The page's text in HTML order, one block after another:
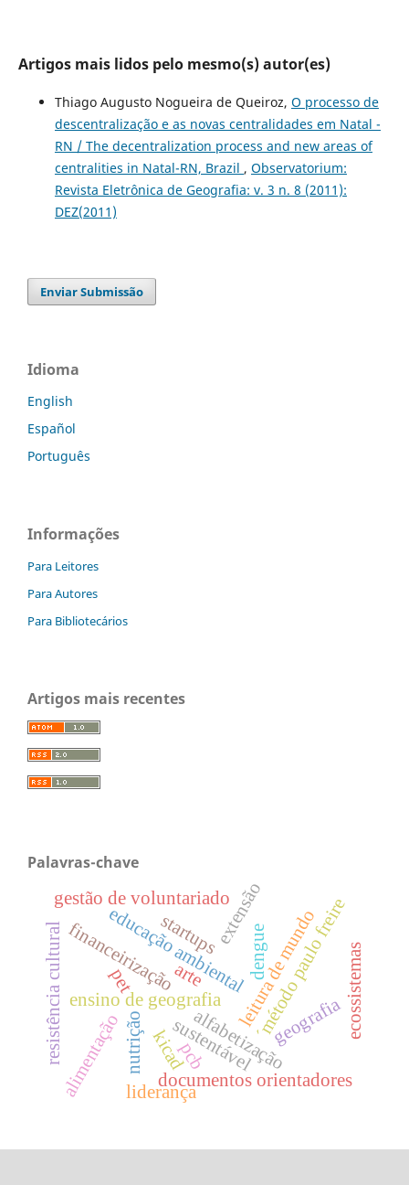
Artigos mais lidos pelo mesmo(s) autor(es)
Thiago Augusto Nogueira de Queiroz, O processo de
descentralização e as novas centralidades em Natal -
RN / The decentralization process and new areas of
centralities in Natal-RN, Brazil , Observatorium:
Revista Eletrônica de Geografia: v. 3 n. 8 (2011):
DEZ(2011)
Enviar Submissão
Idioma
English
Español
Português
Informações
Para Leitores
Para Autores
Para Bibliotecários
Artigos mais recentes
Palavras-chave
ensino de geografia
alfabetização´método paulo freire
leitura de mundo
documentos orientadores
geografia
educação ambientaldengue ecossistemas
financeirizaçãostartups
nutrição
alimentação sustentável
pet
extensão
resistência cultural pcb
kicad
gestão de voluntariado
liderança
arte